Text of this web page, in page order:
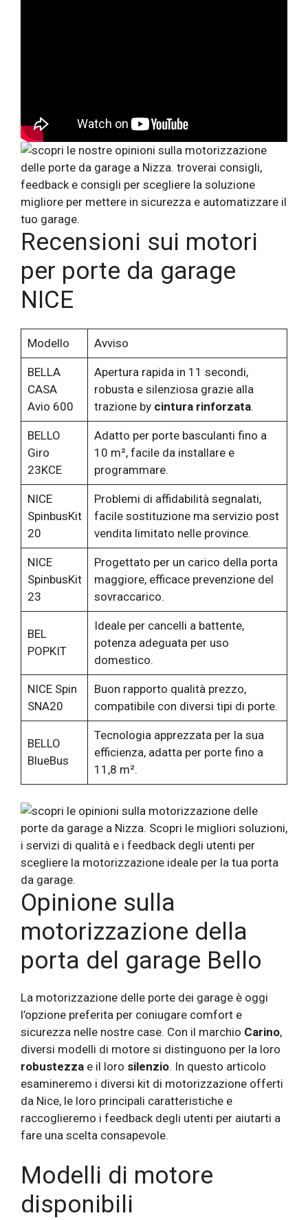
Recensioni sui motori
per porte da garage
NICE
Modello Avviso
BELLA
CASA
Avio 600
Apertura rapida in 11 secondi,
robusta e silenziosa grazie alla
trazione by cintura rinforzata.
BELLO
Giro
23KCE
Adatto per porte basculanti fino a
10 m², facile da installare e
programmare.
NICE
SpinbusKit
20
Problemi di affidabilità segnalati,
facile sostituzione ma servizio post
vendita limitato nelle province.
NICE
SpinbusKit
23
Progettato per un carico della porta
maggiore, efficace prevenzione del
sovraccarico.
BEL
POPKIT
Ideale per cancelli a battente,
potenza adeguata per uso
domestico.
NICE Spin
SNA20
Buon rapporto qualità prezzo,
compatibile con diversi tipi di porte.
BELLO
BlueBus
Tecnologia apprezzata per la sua
efficienza, adatta per porte fino a
11,8 m².
Opinione sulla
motorizzazione della
porta del garage Bello
La motorizzazione delle porte dei garage è oggi
l’opzione preferita per coniugare comfort e
sicurezza nelle nostre case. Con il marchio Carino,
diversi modelli di motore si distinguono per la loro
robustezza e il loro silenzio. In questo articolo
esamineremo i diversi kit di motorizzazione offerti
da Nice, le loro principali caratteristiche e
raccoglieremo i feedback degli utenti per aiutarti a
fare una scelta consapevole.
Modelli di motore
disponibili